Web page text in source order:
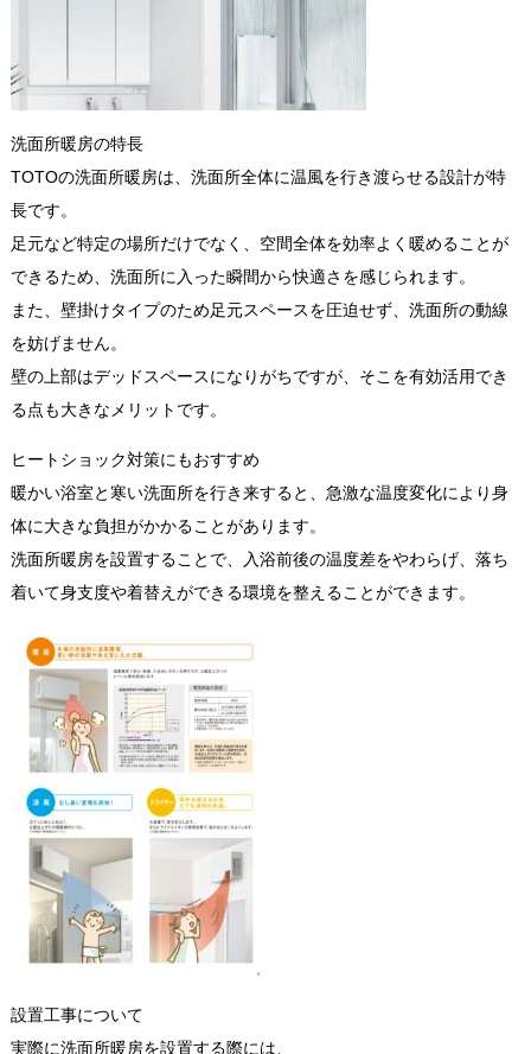
洗面所暖房の特長
TOTOの洗面所暖房は、洗面所全体に温風を行き渡らせる設計が特
長です。
足元など特定の場所だけでなく、空間全体を効率よく暖めることが
できるため、洗面所に入った瞬間から快適さを感じられます。
また、壁掛けタイプのため足元スペースを圧迫せず、洗面所の動線
を妨げません。
壁の上部はデッドスペースになりがちですが、そこを有効活用でき
る点も大きなメリットです。
ヒートショック対策にもおすすめ
暖かい浴室と寒い洗面所を行き来すると、急激な温度変化により身
体に大きな負担がかかることがあります。
洗面所暖房を設置することで、入浴前後の温度差をやわらげ、落ち
着いて身支度や着替えができる環境を整えることができます。
設置工事について
実際に洗面所暖房を設置する際には、